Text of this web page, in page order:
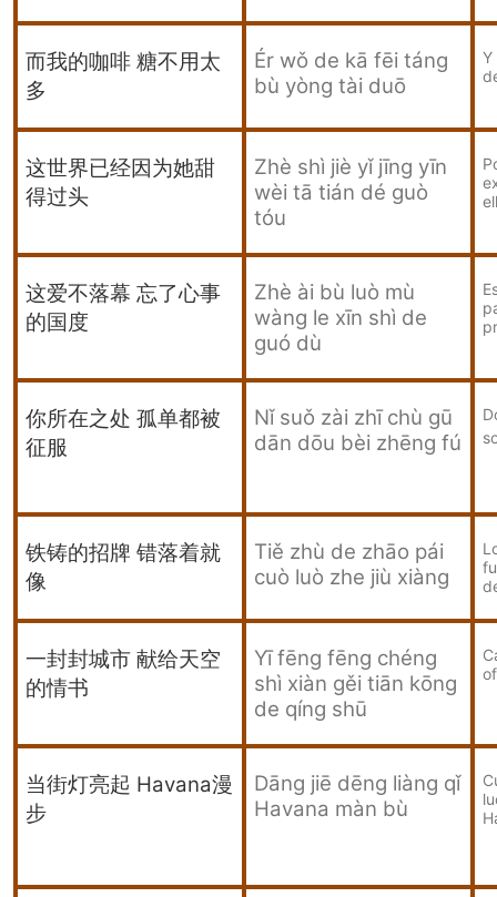
而我的咖啡 糖不用太
多
Ér wǒ de kā fēi táng
bù yòng tài duō
Y
这世界已经因为她甜
得过头
Zhè shì jiè yǐ jīng yīn
wèi tā tián dé guò
tóu
这爱不落幕 忘了心事
的国度
Zhè ài bù luò mù
wàng le xīn shì de
guó dù
你所在之处 孤单都被
征服
Nǐ suǒ zài zhī chù gū
dān dōu bèi zhēng fú
铁铸的招牌 错落着就
像
Tiě zhù de zhāo pái
cuò luò zhe jiù xiàng
一封封城市 献给天空
的情书
Yī fēng fēng chéng
shì xiàn gěi tiān kōng
de qíng shū
当街灯亮起 Havana漫
步
Dāng jiē dēng liàng qǐ
Havana màn bù